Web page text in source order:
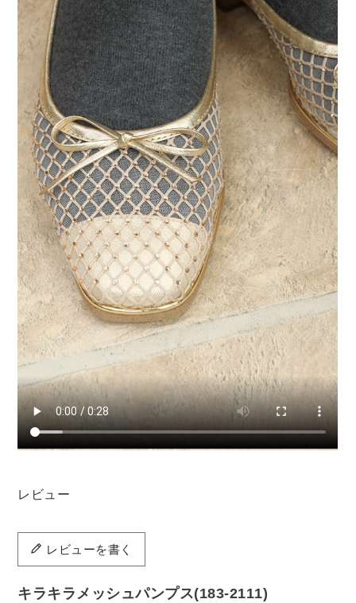
レビュー
レビューを書く
キラキラメッシュパンプス(183-2111)